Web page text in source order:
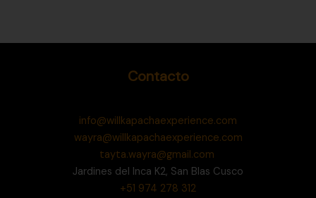
Contacto
info@willkapachaexperience.com
wayra@willkapachaexperience.com
tayta.wayra@gmail.com
Jardines del Inca K2, San Blas Cusco
+51 974 278 312